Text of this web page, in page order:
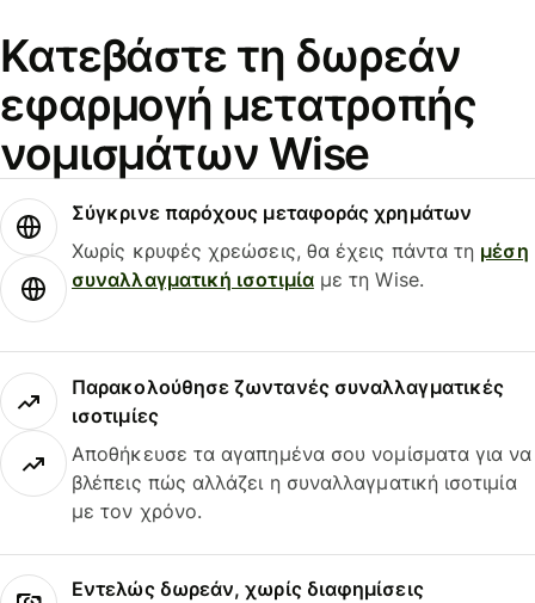
Κατεβάστε τη δωρεάν
εφαρμογή μετατροπής
νομισμάτων Wise
Σύγκρινε παρόχους μεταφοράς χρημάτων
Χωρίς κρυφές χρεώσεις, θα έχεις πάντα τη μέση
συναλλαγματική ισοτιμίαμε τη Wise.
Παρακολούθησε ζωντανές συναλλαγματικές
ισοτιμίες
Αποθήκευσε τα αγαπημένα σου νομίσματα για να
βλέπεις πώς αλλάζει η συναλλαγματική ισοτιμία
με τον χρόνο.
Εντελώς δωρεάν, χωρίς διαφημίσεις